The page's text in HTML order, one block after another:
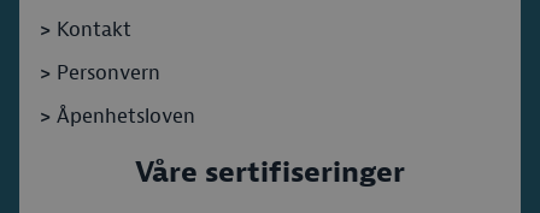
> Kontakt
> Personvern
> Åpenhetsloven
Våre sertifiseringer